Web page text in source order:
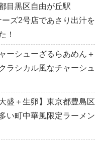
目黒区自由が丘駅
ズ2号店であさり出汁を
！
ーシューざるらあめん＋
シカル風なチャーシュ
盛＋生卵】東京都豊島区
い町中華風限定ラーメン